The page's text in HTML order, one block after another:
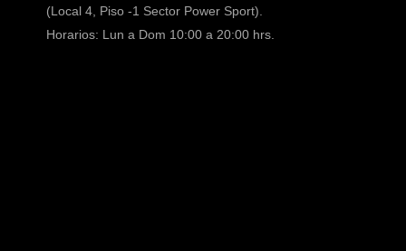
(Local 4, Piso -1 Sector Power Sport).
Horarios: Lun a Dom 10:00 a 20:00 hrs.